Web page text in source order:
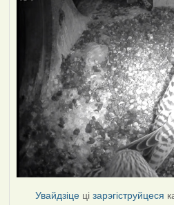
Увайдзіце цізарэгіструйцеся